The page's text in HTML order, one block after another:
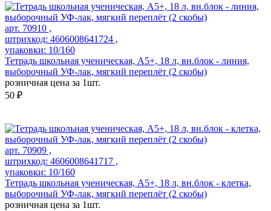
арт. 70910 ,
штрихкод: 4606008641724 ,
упаковки: 10/160
Тетрадь школьная ученическая, А5+, 18 л, вн.блок - линия,
выборочный УФ-лак, мягкий переплёт (2 скобы)
розничная цена за 1шт.
50 ₽
арт. 70909 ,
штрихкод: 4606008641717 ,
упаковки: 10/160
Тетрадь школьная ученическая, А5+, 18 л, вн.блок - клетка,
выборочный УФ-лак, мягкий переплёт (2 скобы)
розничная цена за 1шт.